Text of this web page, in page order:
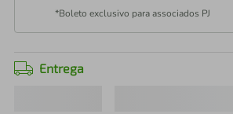
*Boleto exclusivo para associados PJ
Entrega